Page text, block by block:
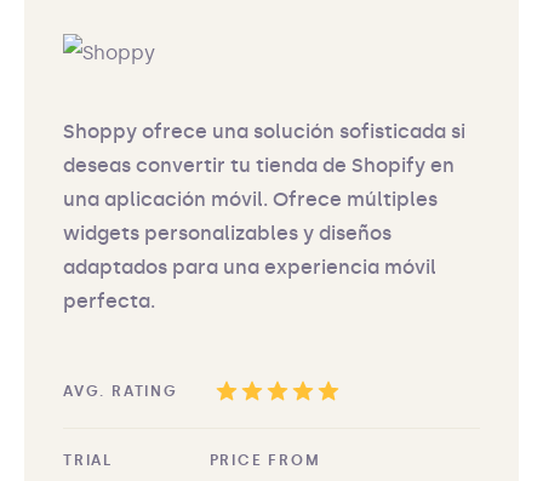
Shoppy ofrece una solución sofisticada si
deseas convertir tu tienda de Shopify en
una aplicación móvil. Ofrece múltiples
widgets personalizables y diseños
adaptados para una experiencia móvil
perfecta.
AVG. RATING
TRIAL
PRICE FROM